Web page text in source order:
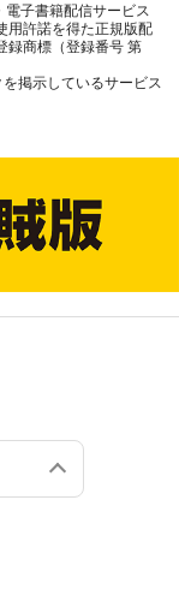
子書籍配信サービス
用許諾を得た正規版配
録商標（登録番号 第
掲示しているサービス